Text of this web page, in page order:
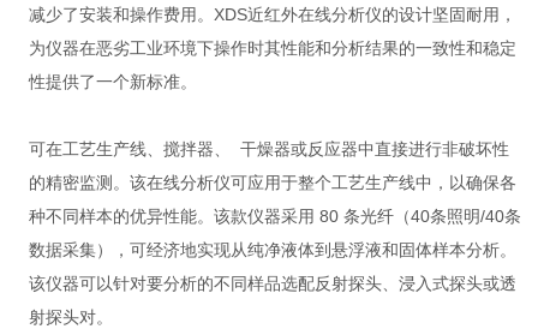
减少了安装和操作费用。XDS近红外在线分析仪的设计坚固耐用，
为仪器在恶劣工业环境下操作时其性能和分析结果的一致性和稳定
性提供了一个新标准。
可在工艺生产线、搅拌器、 干燥器或反应器中直接进行非破坏性
的精密监测。该在线分析仪可应用于整个工艺生产线中，以确保各
种不同样本的优异性能。该款仪器采用 80 条光纤（40条照明/40条
数据采集），可经济地实现从纯净液体到悬浮液和固体样本分析。
该仪器可以针对要分析的不同样品选配反射探头、浸入式探头或透
射探头对。